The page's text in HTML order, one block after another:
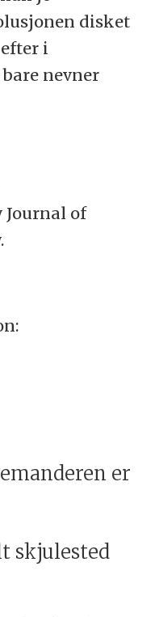
disket
i
nevner
Journal of
er
skjulested